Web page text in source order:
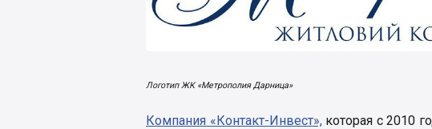
Логотип ЖК «Метрополия Дарница»
Компания «Контакт-Инвест»,которая с 2010